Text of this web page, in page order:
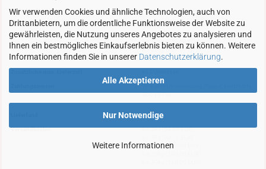
Wir verwenden Cookies und ähnliche Technologien, auch von
Drittanbietern, um die ordentliche Funktionsweise der Website zu
gewährleisten, die Nutzung unseres Angebotes zu analysieren und
Ihnen ein bestmögliches Einkaufserlebnis bieten zu können. Weitere
Informationen finden Sie in unserer Datenschutzerklärung.
Alle Akzeptieren
Nur Notwendige
Weitere Informationen
Lieferland Panama
Versandkosten
bis 2kg (54,00 EUR)
bis 5kg (90,00 EUR)
bis 10kg (130,00 EUR)
bis 20kg (200,00 EUR)
bis 30kg (280,00 EUR)
Google Pay
Peru
Versandkosten
bis 2kg (54,00 EUR)
bis 10kg (130,00 EUR)